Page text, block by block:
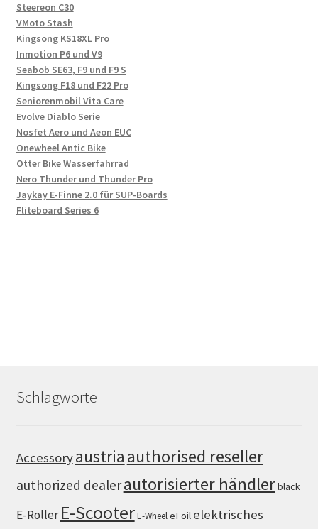
Steereon C30
VMoto Stash
Kingsong KS18XL Pro
Inmotion P6 und V9
Seabob SE63, F9 und F9 S
Kingsong F18 und F22 Pro
Seniorenmobil Vita Care
Evolve Diablo Serie
Nosfet Aero und Aeon EUC
Onewheel Antic Bike
Otter Bike Wasserfahrrad
Nero Thunder und Thunder Pro
Jaykay E-Finne 2.0 für SUP-Boards
Fliteboard Series 6
Schlagworte
Accessoryaustria authorised reseller
authorized dealerautorisierter händlerblack
E-Roller E-ScooterE-WheeleFoil elektrisches